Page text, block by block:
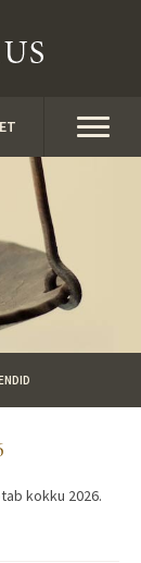
ET
kokku 2026.